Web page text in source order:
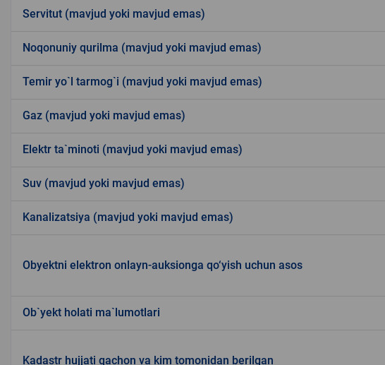
Servitut (mavjud yoki mavjud emas)
Noqonuniy qurilma (mavjud yoki mavjud emas)
Temir yo`l tarmog`i (mavjud yoki mavjud emas)
Gaz (mavjud yoki mavjud emas)
Elektr ta`minoti (mavjud yoki mavjud emas)
Suv (mavjud yoki mavjud emas)
Kanalizatsiya (mavjud yoki mavjud emas)
Obyektni elektron onlayn-auksionga qo‘yish uchun asos
Ob`yekt holati ma`lumotlari
Kadastr hujjati qachon va kim tomonidan berilgan